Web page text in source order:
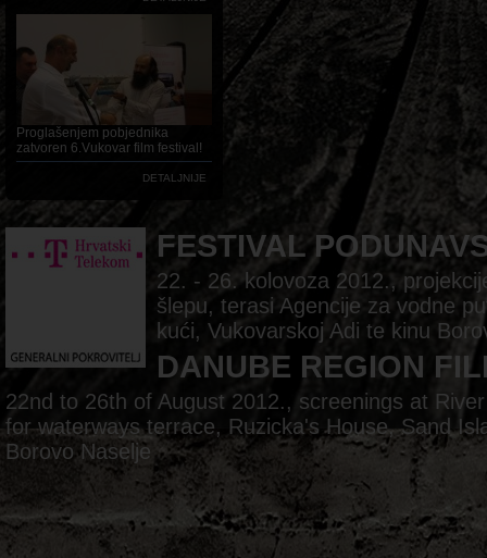
Proglašenjem pobjednika
zatvoren 6.Vukovar film festival!
DETALJNIJE
FESTIVAL
22. - 26. kolovoza 2012.,
šlepu, terasi Agencije za vodne
kući, Vukovarskoj Adi te kinu
DANUBE REGION
22nd to 26th of August 2012., screenings at
for waterways terrace, Ruzicka's House, Sand
Borovo Naselje